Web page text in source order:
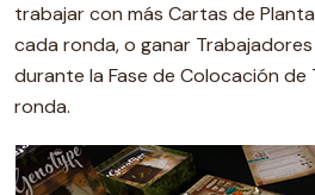
trabajar con más Cartas de
cada ronda, o ganar
durante la Fase de Colocación
ronda.